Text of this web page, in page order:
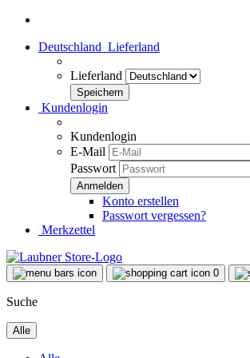
Deutschland Lieferland
Lieferland
Kundenlogin
Kundenlogin
E-Mail
Passwort
Konto erstellen
Passwort vergessen?
Merkzettel
0
Suche
Alle